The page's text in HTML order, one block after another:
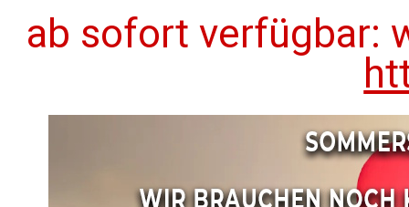
ab sofort verfügbar: